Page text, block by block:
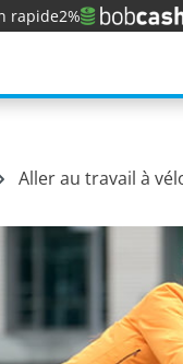
rapide2%
Aller au travail à